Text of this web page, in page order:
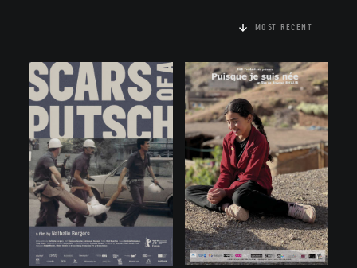
MOST RECENT